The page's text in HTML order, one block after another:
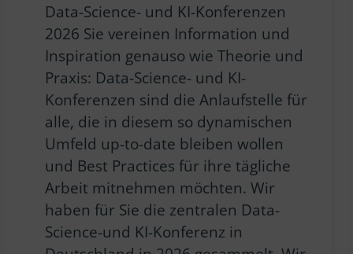
Data-Science- und KI-Konferenzen
2026 Sie vereinen Information und
Inspiration genauso wie Theorie und
Praxis: Data-Science- und KI-
Konferenzen sind die Anlaufstelle für
alle, die in diesem so dynamischen
Umfeld up-to-date bleiben wollen
und Best Practices für ihre tägliche
Arbeit mitnehmen möchten. Wir
haben für Sie die zentralen Data-
Science-und KI-Konferenz in